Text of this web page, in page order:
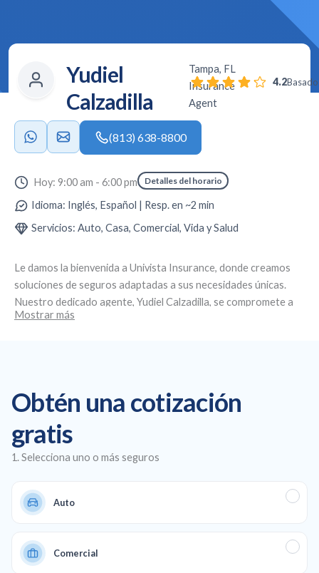
Yudiel
Calzadilla
Tampa, FL
Insurance
Agent
4.2Basado
(813) 638-8800
Le damos la bienvenida a Univista Insurance, donde creamos
soluciones de seguros adaptadas a sus necesidades únicas.
Nuestro dedicado agente, Yudiel Calzadilla, se compromete a
brindar un servicio personalizado y asesoramiento experto.
garantizar una protección total en todos los aspectos de su
vida y su negocio.
Mostrar más
Hoy: 9:00 am - 6:00 pm Detalles del horario
Idioma: Inglés, Español | Resp. en ~2 min
Servicios: Auto, Casa, Comercial, Vida y Salud
Obtén una cotización
gratis
1. Selecciona uno o más seguros
Auto
Comercial